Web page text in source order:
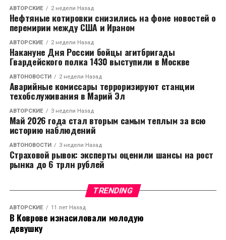
АВТОРСКИЕ 2 недели Назад
Нефтяные котировки снизились на фоне новостей о
перемирии между США и Ираном
АВТОРСКИЕ 2 недели Назад
Накануне Дня России бойцы агитбригады
Гвардейского полка 1430 выступили в Москве
АВТОНОВОСТИ 2 недели Назад
Аварийные комиссары терроризируют станции
техобслуживания в Марий Эл
АВТОРСКИЕ 3 недели Назад
Май 2026 года стал вторым самым теплым за всю
историю наблюдений
АВТОНОВОСТИ 3 недели Назад
Страховой рывок: эксперты оценили шансы на рост
рынка до 6 трлн рублей
TRENDING
АВТОРСКИЕ 11 лет Назад
В Коврове изнасиловали молодую
девушку